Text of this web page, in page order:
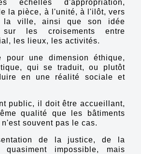
échelles d'appropriation,
la pièce, à l'unité, à l'ilôt, vers
la ville, ainsi que son idée
sur les croisements entre
les lieux, les activités.
pour une dimension éthique,
qui se traduit, ou plutôt
en une réalité sociale et
public, il doit être accueillant,
qualité que les bâtiments
souvent pas le cas.
de la justice, de la
quasiment impossible, mais